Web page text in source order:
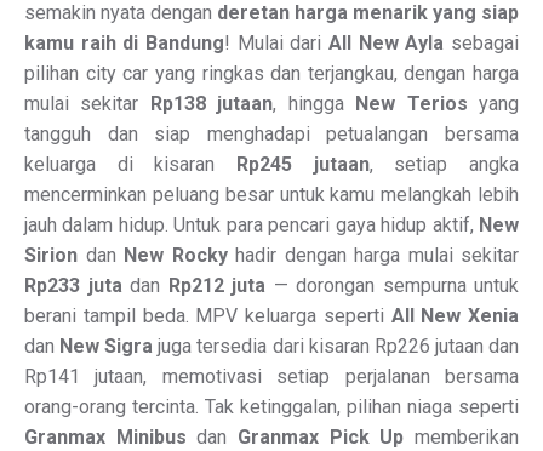
semakin nyata dengan deretan harga menarik yang siap
kamu raih di Bandung! Mulai dari All New Ayla sebagai
pilihan city car yang ringkas dan terjangkau, dengan harga
mulai sekitar
Rp138 jutaan, hingga New Terios yang
tangguh dan siap menghadapi petualangan bersama
keluarga di kisaran
Rp245 jutaan, setiap angka
mencerminkan peluang besar untuk kamu melangkah lebih
jauh dalam hidup. Untuk para pencari gaya hidup aktif, New
Sirion dan New Rockyhadir dengan harga mulai sekitar
Rp233 jutadan Rp212 juta — dorongan sempurna untuk
berani tampil beda. MPV keluarga seperti All New Xenia
dan New Sigra juga tersedia dari kisaran Rp226 jutaan dan
Rp141 jutaan, memotivasi setiap perjalanan bersama
orang-orang tercinta. Tak ketinggalan, pilihan niaga seperti
Granmax Minibus dan Granmax Pick Up memberikan